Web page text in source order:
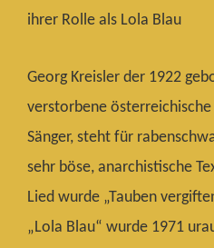
ihrer Rolle als Lola Blau
Georg Kreisler der 1922
verstorbene
Sänger, steht für
sehr böse, anarchistische
Lied wurde „Tauben
„Lola Blau“ wurde 1971